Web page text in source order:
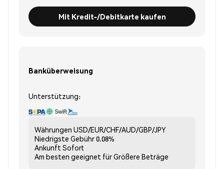
Mit Kredit-/Debitkarte kaufen
Banküberweisung
Unterstützung:
Währungen USD/EUR/CHF/AUD/GBP/JPY
Niedrigste Gebühr0.08%
Ankunft Sofort
Am besten geeignet fürGrößere Beträge